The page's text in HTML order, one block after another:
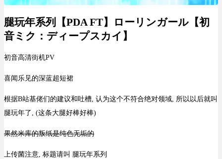
腿玩年系列【PDA FT】ローリンガール【初
音ミク：ディープスカイ】
初音高清街机PV
喜闻乐见的深蓝超短裙
根据B站基佬们的建议和吐槽, 认为这个不符合绝对领域, 所以以后就叫
腿玩年了, (这条大腿好棒好棒)
果然米库的叛纸是纯色无垢的
上传菌注意, 标题请叫 腿玩年系列